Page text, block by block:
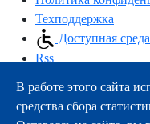
Техподдержка
Доступная среда
Rss
163000, г.Архангельск,
тел.:+7 (8182) 21-11-63
В работе этого сайта
средства сбора